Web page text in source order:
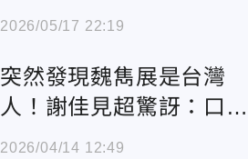
總統？
2026/05/17 22:19
突然發現魏雋展是台灣
人！謝佳見超驚訝：口音
練得太強了
2026/04/14 12:49